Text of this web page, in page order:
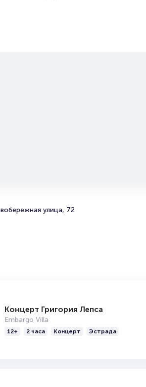
читайте в разделах:
улица, 72
Концерт Григория Лепса
Embargo Villa
12+ 2 часа Концерт Эстрада